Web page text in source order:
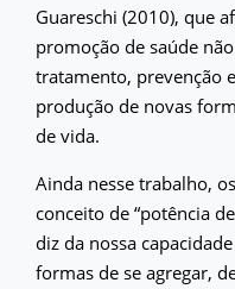
Guareschi (2010), que
promoção de saúde
tratamento, prevenção
produção de novas
de vida.
Ainda nesse trabalho,
conceito de “potência
diz da nossa
formas de se agregar,